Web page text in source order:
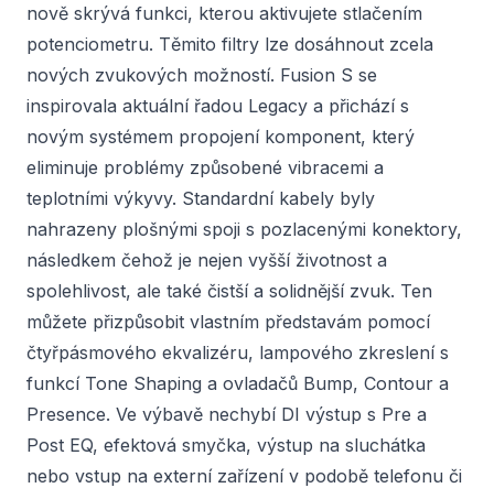
nově skrývá funkci, kterou aktivujete stlačením
potenciometru. Těmito filtry lze dosáhnout zcela
nových zvukových možností. Fusion S se
inspirovala aktuální řadou Legacy a přichází s
novým systémem propojení komponent, který
eliminuje problémy způsobené vibracemi a
teplotními výkyvy. Standardní kabely byly
nahrazeny plošnými spoji s pozlacenými konektory,
následkem čehož je nejen vyšší životnost a
spolehlivost, ale také čistší a solidnější zvuk. Ten
můžete přizpůsobit vlastním představám pomocí
čtyřpásmového ekvalizéru, lampového zkreslení s
funkcí Tone Shaping a ovladačů Bump, Contour a
Presence. Ve výbavě nechybí DI výstup s Pre a
Post EQ, efektová smyčka, výstup na sluchátka
nebo vstup na externí zařízení v podobě telefonu či